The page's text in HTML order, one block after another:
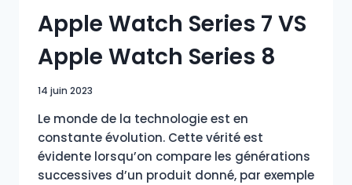
Apple Watch Series 7 VS
Apple Watch Series 8
14 juin 2023
Le monde de la technologie est en
constante évolution. Cette vérité est
évidente lorsqu’on compare les générations
successives d’un produit donné, par exemple